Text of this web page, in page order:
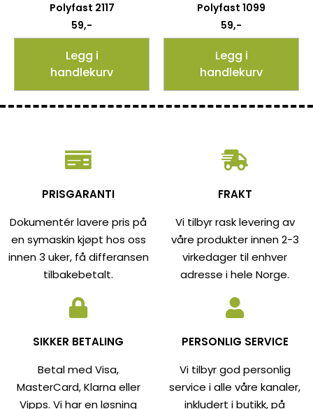
Polyfast 2117
59,-
Legg i
handlekurv
Polyfast 1099
59,-
Legg i
handlekurv
PRISGARANTI
Dokumentér lavere pris på
en symaskin kjøpt hos oss
innen 3 uker, få differansen
tilbakebetalt.
FRAKT
Vi tilbyr rask levering av
våre produkter innen 2-3
virkedager til enhver
adresse i hele Norge.
SIKKER BETALING
Betal med Visa,
MasterCard, Klarna eller
Vipps. Vi har en løsning
PERSONLIG SERVICE
Vi tilbyr god personlig
service i alle våre kanaler,
inkludert i butikk, på